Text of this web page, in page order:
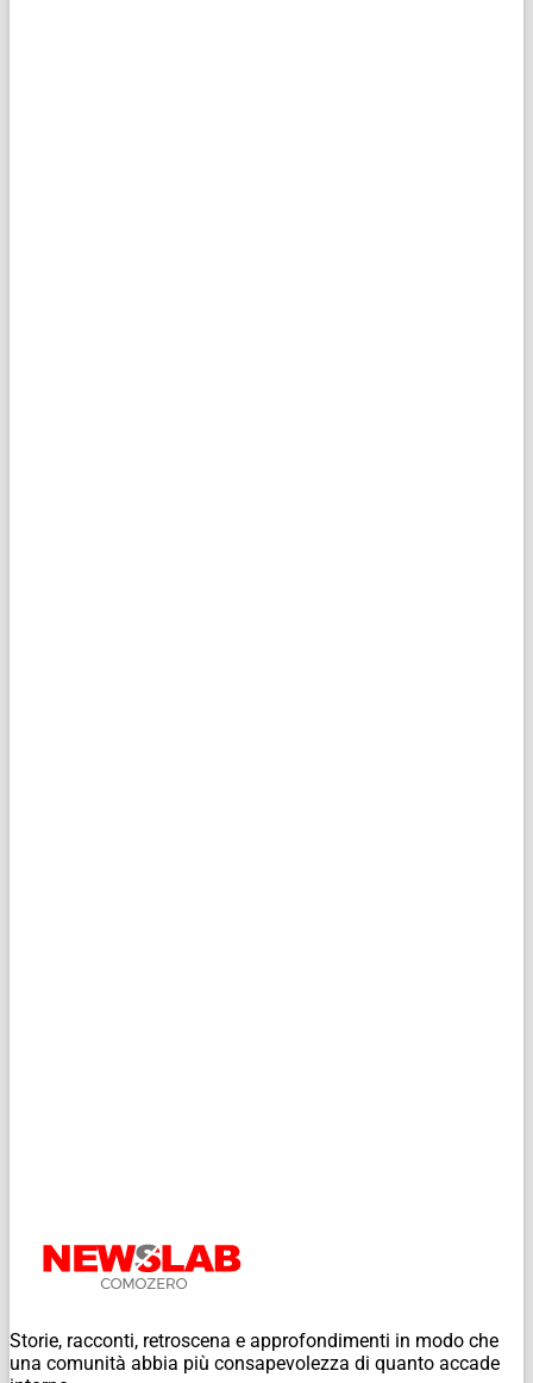
Storie, racconti, retroscena e approfondimenti in modo che
una comunità abbia più consapevolezza di quanto accade